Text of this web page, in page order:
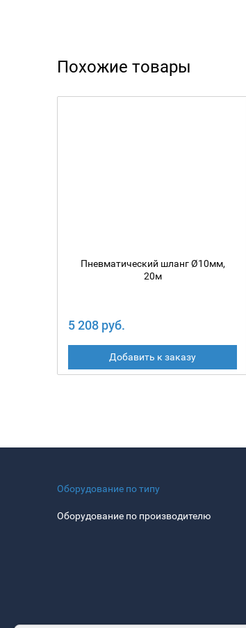
Похожие товары
Пневматический шланг Ø10мм,
20м
5 208 руб.
Добавить к заказу
Оборудование по типу
Оборудование по производителю